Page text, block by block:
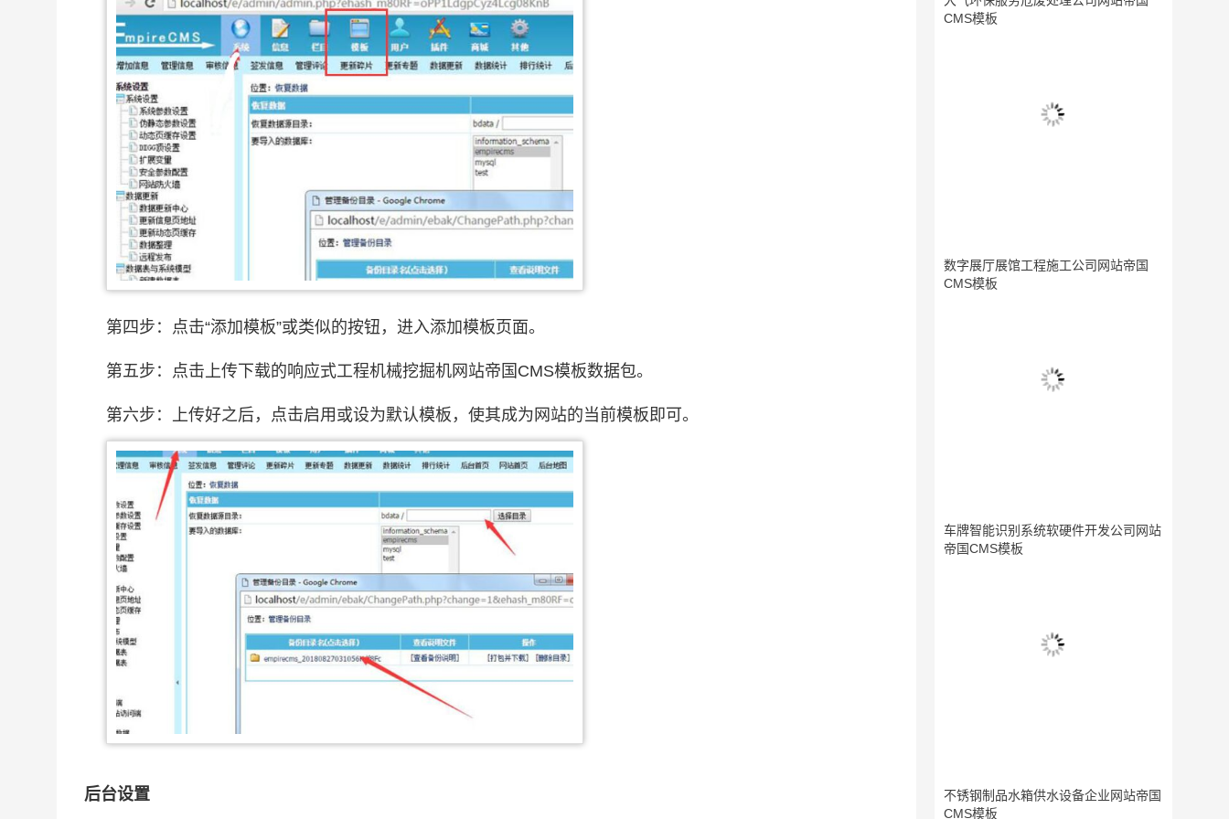
第四步：点击“添加模板”或类似的按钮，进入添加模板页面。
第五步：点击上传下载的响应式工程机械挖掘机网站帝国CMS模板数据包。
第六步：上传好之后，点击启用或设为默认模板，使其成为网站的当前模板即可。
后台设置
CMS模板
数字展厅展馆工程施工公司网站帝国
CMS模板
车牌智能识别系统软硬件开发公司网站
帝国CMS模板
不锈钢制品水箱供水设备企业网站帝国
CMS模板